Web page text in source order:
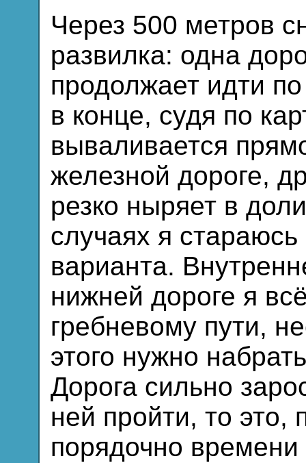
Через 500 метров
развилка: одна
продолжает идти
в конце, судя по
вываливается
железной дороге,
резко ныряет в
случаях я
варианта.
нижней дороге я
гребневому пути,
этого нужно
Дорога сильно
ней пройти, то это,
порядочно времени